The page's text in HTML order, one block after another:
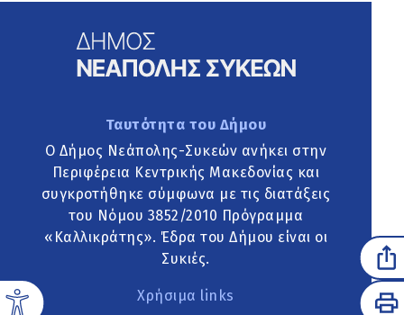
Ταυτότητα του Δήμου
Ο Δήμος Νεάπολης-Συκεών ανήκει στην
Περιφέρεια Κεντρικής Μακεδονίας και
συγκροτήθηκε σύμφωνα με τις διατάξεις
του Νόμου 3852/2010 Πρόγραμμα
«Καλλικράτης». Έδρα του Δήμου είναι οι
Συκιές.
Χρήσιμα links